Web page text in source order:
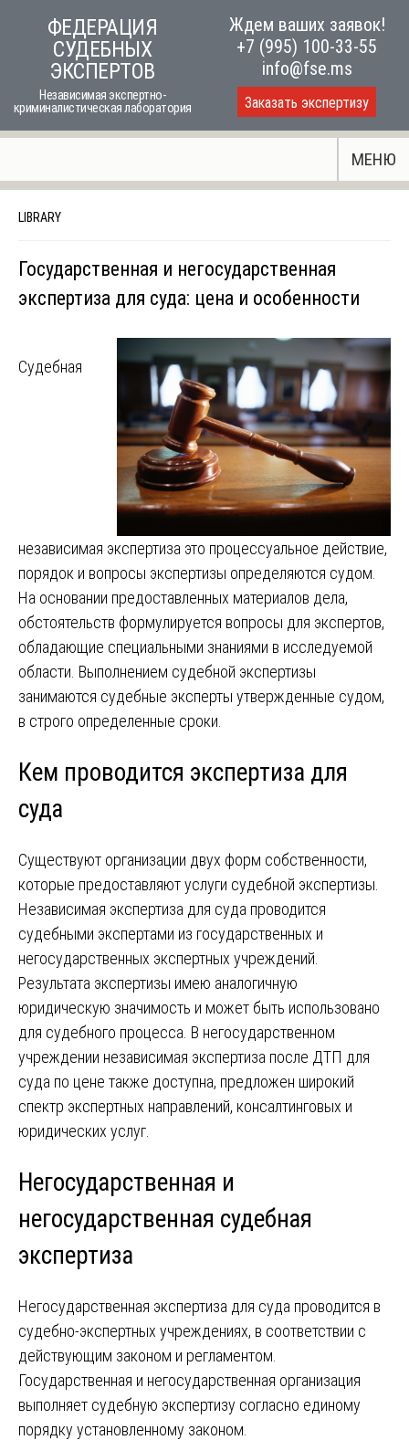
ФЕДЕРАЦИЯ
СУДЕБНЫХ
ЭКСПЕРТОВ
Независимая экспертно-
криминалистическая лаборатория
Ждем ваших заявок!
+7 (995) 100-33-55
info@fse.ms
Заказать экспертизу
МЕНЮ
LIBRARY
Государственная и негосударственная
экспертиза для суда: цена и особенности
Судебная
независимая экспертиза это процессуальное действие,
порядок и вопросы экспертизы определяются судом.
На основании предоставленных материалов дела,
обстоятельств формулируется вопросы для экспертов,
обладающие специальными знаниями в исследуемой
области. Выполнением судебной экспертизы
занимаются судебные эксперты утвержденные судом,
в строго определенные сроки.
Кем проводится экспертиза для
суда
Существуют организации двух форм собственности,
которые предоставляют услуги судебной экспертизы.
Независимая экспертиза для суда проводится
судебными экспертами из государственных и
негосударственных экспертных учреждений.
Результата экспертизы имею аналогичную
юридическую значимость и может быть использовано
для судебного процесса. В негосударственном
учреждении независимая экспертиза после ДТП для
суда по цене также доступна, предложен широкий
спектр экспертных направлений, консалтинговых и
юридических услуг.
Негосударственная и
негосударственная судебная
экспертиза
Негосударственная экспертиза для суда проводится в
судебно-экспертных учреждениях, в соответствии с
действующим законом и регламентом.
Государственная и негосударственная организация
выполняет судебную экспертизу согласно единому
порядку установленному законом.